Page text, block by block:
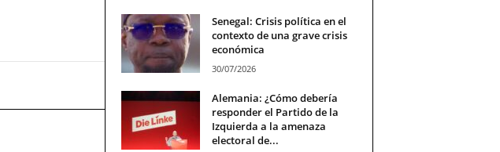
Senegal: Crisis política en el
contexto de una grave crisis
económica
30/07/2026
Alemania: ¿Cómo debería
responder el Partido de la
Izquierda a la amenaza
electoral de...